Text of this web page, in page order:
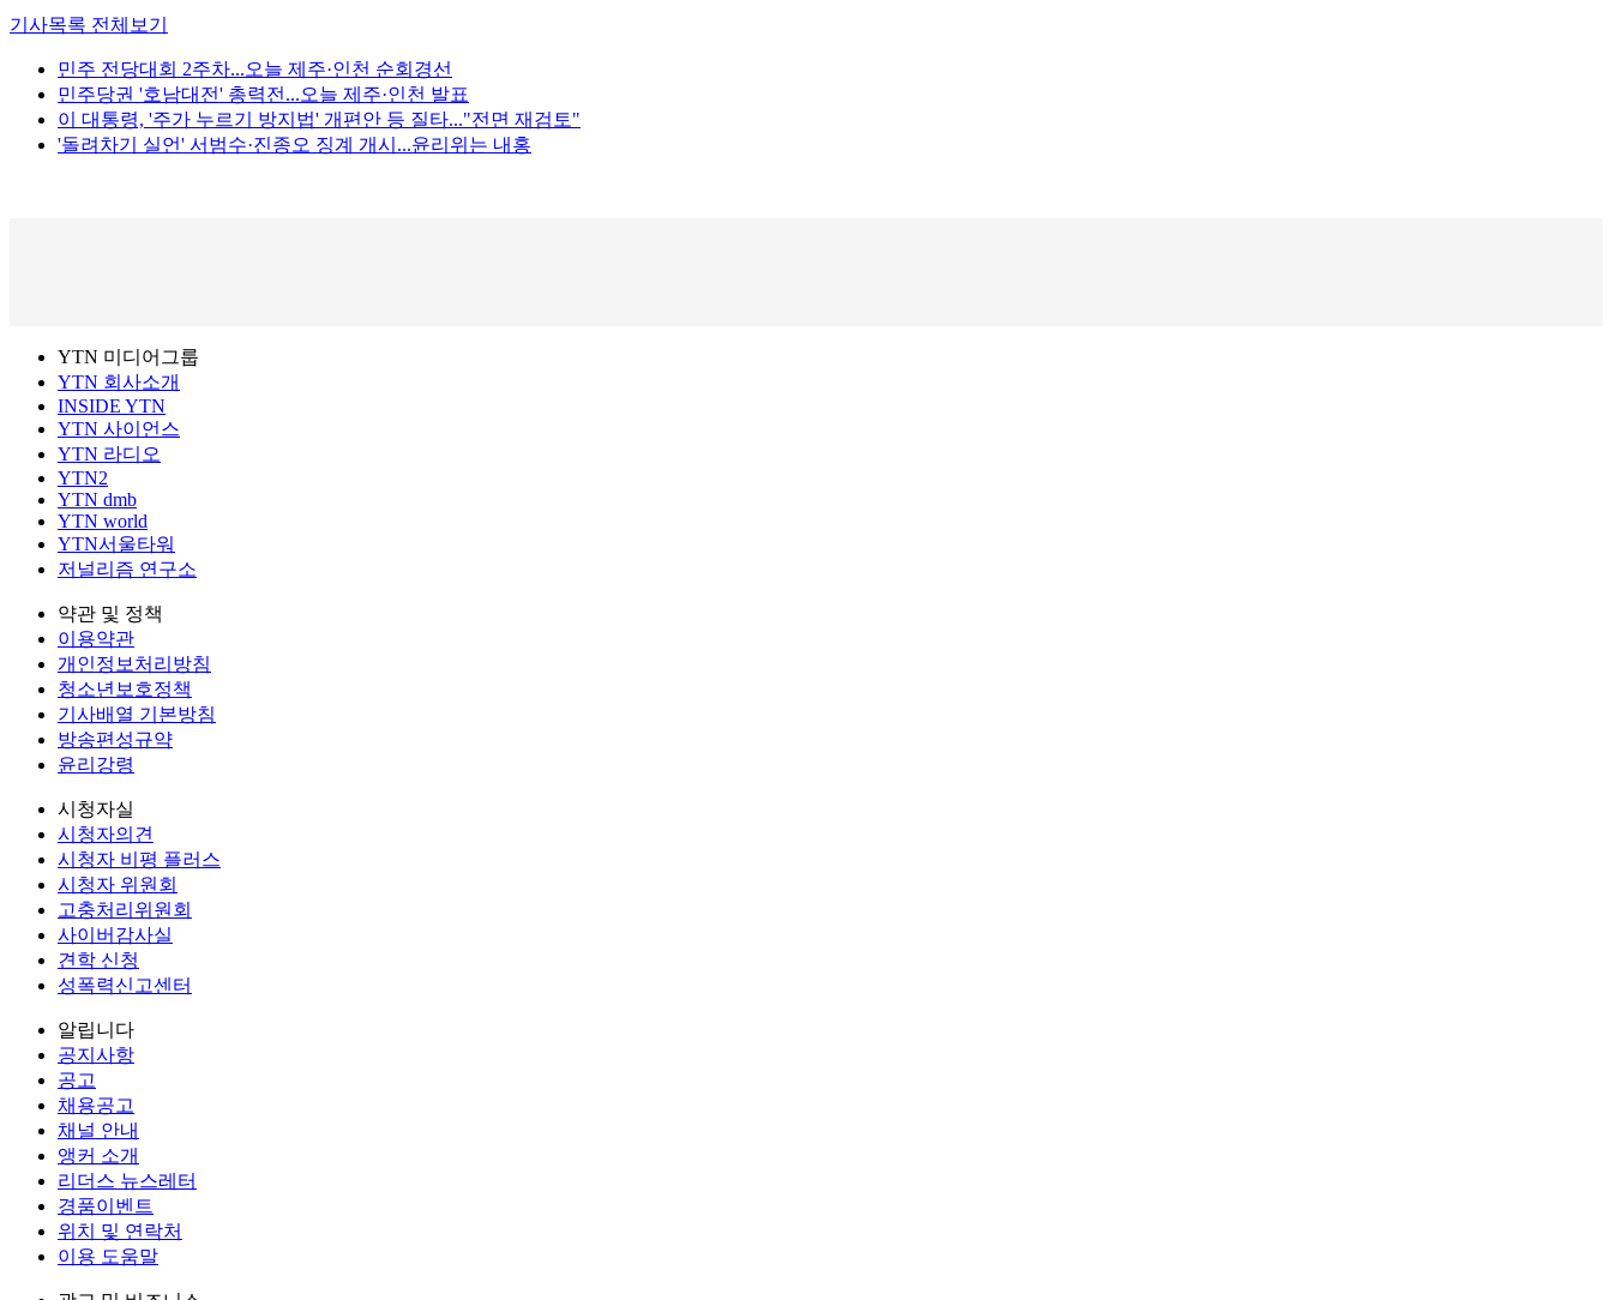
기사목록 전체보기
민주 전당대회 2주차...오늘 제주·인천 순회경선
민주당권 '호남대전' 총력전...오늘 제주·인천 발표
이 대통령, '주가 누르기 방지법' 개편안 등 질타..."전면 재검토"
'돌려차기 실언' 서범수·진종오 징계 개시...윤리위는 내홍
YTN 미디어그룹
YTN 회사소개
INSIDE YTN
YTN 사이언스
YTN 라디오
YTN2
YTN dmb
YTN world
YTN서울타워
저널리즘 연구소
약관 및 정책
이용약관
개인정보처리방침
청소년보호정책
기사배열 기본방침
방송편성규약
윤리강령
시청자실
시청자의견
시청자 비평 플러스
시청자 위원회
고충처리위원회
사이버감사실
견학 신청
성폭력신고센터
알립니다
공지사항
공고
채용공고
채널 안내
앵커 소개
리더스 뉴스레터
경품이벤트
위치 및 연락처
이용 도움말